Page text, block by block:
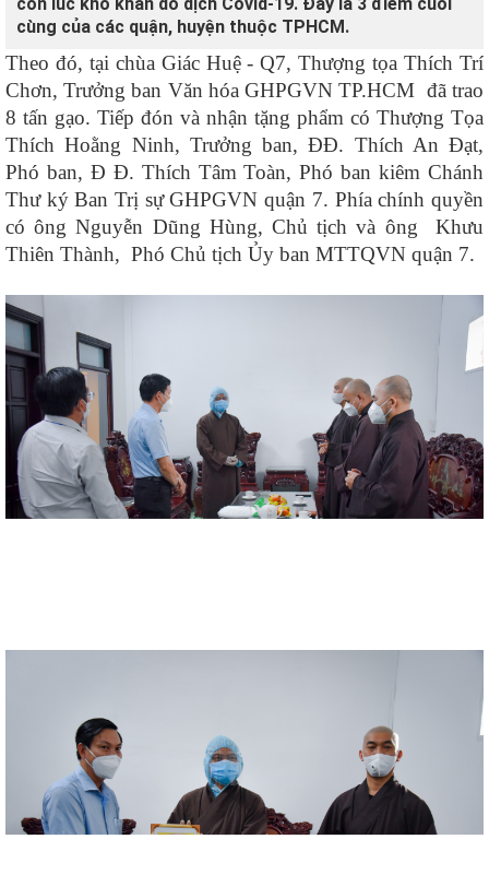
cùng của các quận, huyện thuộc TPHCM.
Theo đó, tại chùa Giác Huệ - Q7, Thượng tọa Thích Trí
Chơn, Trưởng ban Văn hóa GHPGVN TP.HCM đã trao
8 tấn gạo. Tiếp đón và nhận tặng phẩm có Thượng Tọa
Thích Hoằng Ninh, Trưởng ban, ĐĐ. Thích An Đạt,
Phó ban, Đ Đ. Thích Tâm Toàn, Phó ban kiêm Chánh
Thư ký Ban Trị sự GHPGVN quận 7. Phía chính quyền
có ông Nguyễn Dũng Hùng, Chủ tịch và ông Khưu
Thiên Thành, Phó Chủ tịch Ủy ban MTTQVN quận 7.